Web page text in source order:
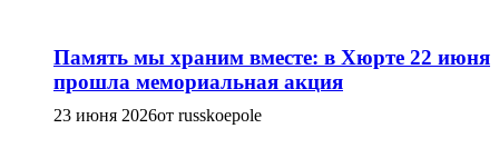
Память мы храним вместе: в Хюрте 22 июня
прошла мемориальная акция
23 июня 2026от russkoepole